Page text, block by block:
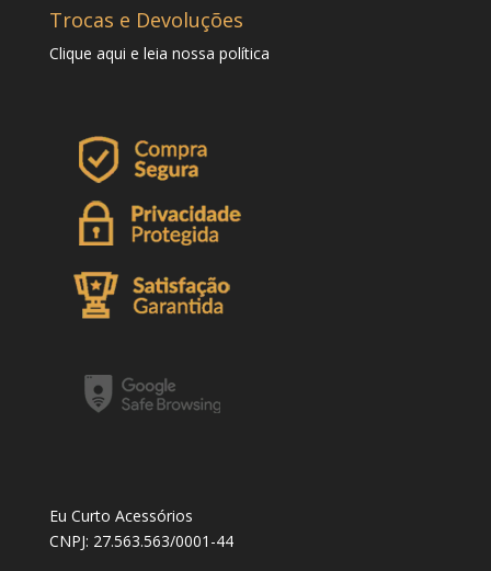
Trocas e Devoluções
Clique aqui e leia nossa política
Eu Curto Acessórios
CNPJ: 27.563.563/0001-44